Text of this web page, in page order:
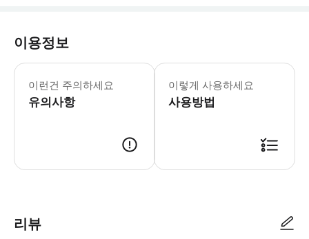
이용정보
이런건 주의하세요
유의사항
이렇게 사용하세요
사용방법
리뷰